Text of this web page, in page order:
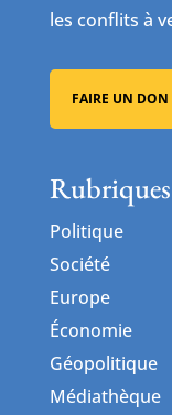
les conflits à
FAIRE UN DON
Rubriques
Politique
Société
Europe
Économie
Géopolitique
Médiathèque